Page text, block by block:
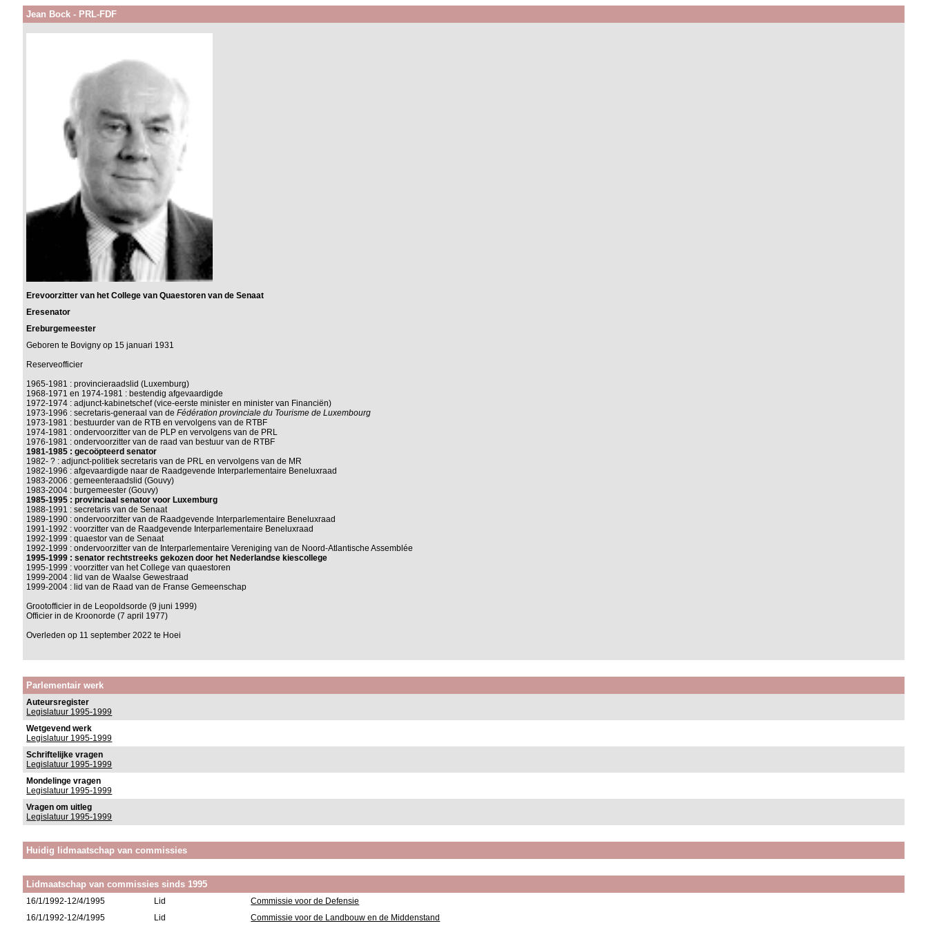
Jean Bock - PRL-FDF
Erevoorzitter van het College van Quaestoren van de Senaat
Eresenator
Ereburgemeester
Geboren te Bovigny op 15 januari 1931
Reserveofficier
1965-1981 : provincieraadslid (Luxemburg)
1968-1971 en 1974-1981 : bestendig afgevaardigde
1972-1974 : adjunct-kabinetschef (vice-eerste minister en minister van Financiën)
1973-1996 : secretaris-generaal van deFédération provinciale du Tourisme de Luxembourg
1973-1981 : bestuurder van de RTB en vervolgens van de RTBF
1974-1981 : ondervoorzitter van de PLP en vervolgens van de PRL
1976-1981 : ondervoorzitter van de raad van bestuur van de RTBF
1981-1985 : gecoöpteerd senator
1982- ? : adjunct-politiek secretaris van de PRL en vervolgens van de MR
1982-1996 : afgevaardigde naar de Raadgevende Interparlementaire Beneluxraad
1983-2006 : gemeenteraadslid (Gouvy)
1983-2004 : burgemeester (Gouvy)
1985-1995 : provinciaal senator voor Luxemburg
1988-1991 : secretaris van de Senaat
1989-1990 : ondervoorzitter van de Raadgevende Interparlementaire Beneluxraad
1991-1992 : voorzitter van de Raadgevende Interparlementaire Beneluxraad
1992-1999 : quaestor van de Senaat
1992-1999 : ondervoorzitter van de Interparlementaire Vereniging van de Noord-Atlantische Assemblée
1995-1999 : senator rechtstreeks gekozen door het Nederlandse kiescollege
1995-1999 : voorzitter van het College van quaestoren
1999-2004 : lid van de Waalse Gewestraad
1999-2004 : lid van de Raad van de Franse Gemeenschap
Grootofficier in de Leopoldsorde (9 juni 1999)
Officier in de Kroonorde (7 april 1977)
Overleden op 11 september 2022 te Hoei
Parlementair werk
Auteursregister
Legislatuur 1995-1999
Wetgevend werk
Legislatuur 1995-1999
Schriftelijke vragen
Legislatuur 1995-1999
Mondelinge vragen
Legislatuur 1995-1999
Vragen om uitleg
Legislatuur 1995-1999
Huidig lidmaatschap van commissies
Lidmaatschap van commissies sinds 1995
16/1/1992-12/4/1995 Lid
Commissie voor de Defensie
16/1/1992-12/4/1995
Lid Commissie voor de Landbouw en de Middenstand